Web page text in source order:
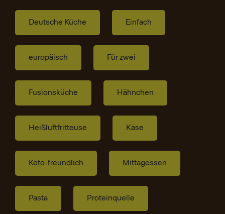
Deutsche Küche Einfach
europäisch Für zwei
Fusionsküche Hähnchen
Heißluftfritteuse Käse
Keto-freundlich Mittagessen
Pasta Proteinquelle